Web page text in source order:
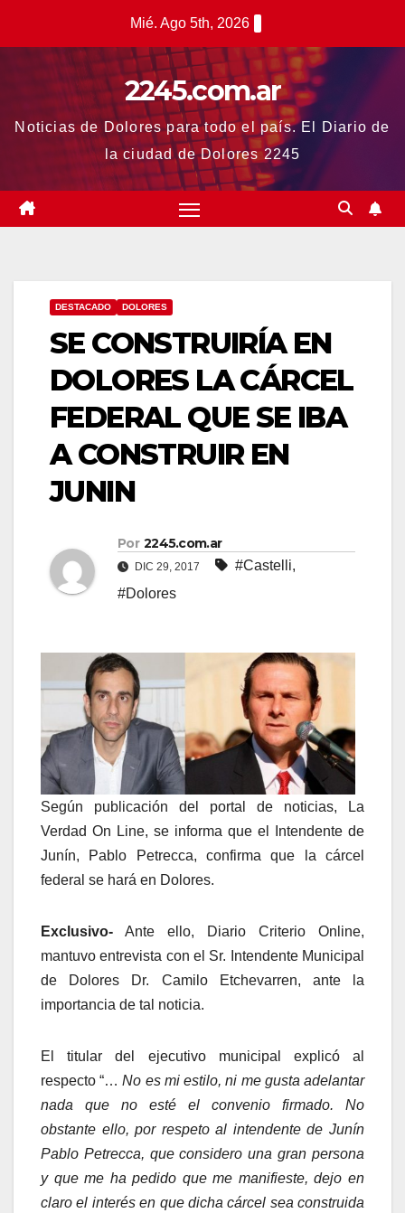
Mié. Ago 5th, 2026
2245.com.ar
Noticias de Dolores para todo el país. El Diario de
la ciudad de Dolores 2245
DESTACADO DOLORES
SE CONSTRUIRÍA EN
DOLORES LA CÁRCEL
FEDERAL QUE SE IBA
A CONSTRUIR EN
JUNIN​
Por 2245.com.ar
DIC 29, 2017 #Castelli,
#Dolores
Según publicación del portal de noticias, La
Verdad On Line, se informa que el Intendente de
Junín, Pablo Petrecca, confirma que la cárcel
federal se hará en Dolores.
Exclusivo- Ante ello, Diario Criterio Online,
mantuvo entrevista con el Sr. Intendente Municipal
de Dolores Dr. Camilo Etchevarren, ante la
importancia de tal noticia.
El titular del ejecutivo municipal explicó al
respecto “… No es mi estilo, ni me gusta adelantar
nada que no esté el convenio firmado. No
obstante ello, por respeto al intendente de Junín
Pablo Petrecca, que considero una gran persona
y que me ha pedido que me manifieste, dejo en
claro el interés en que dicha cárcel sea construida